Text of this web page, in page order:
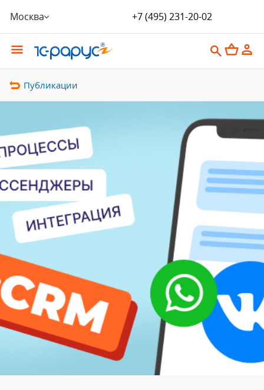
Москва +7 (495) 231-20-02
Публикации